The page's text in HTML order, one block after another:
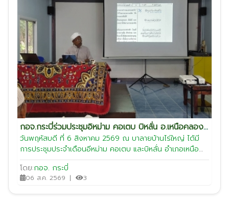
หลักคำสอนอิสลาม การส่งเสริมคุณธรรมและจริยธรรมแก่เด็ก
และเยาวชน รวมถึงการสร้างเสริมความรัก ความสามัคคีและ
ความเข้มแข็งของชุมชน ตลอดจนการประสานความร่วมมือกับ
หน่วยงานและภาคส่วนที่เกี่ยวข้อง ทั้งนี้ อีหม่าม คอเตบ และบิ
หลั่น ได้ร่วมกันขับเคลื่อนการดำเนินงานด้านศาสนาและกิจการ
มัสยิดในพื้นที่เพื่อส่งเสริมให้ชุมชนมุสลิมมีความเข้มแข็ง สามัคคี
และอยู่ร่วมกันในสังคมอย่างสันติสุขต่อไป
กอจ.กระบี่ร่วมประชุมอิหม่าม คอเตบ บิหลั่น อ.เหนือคลอง
ประจำเดือนสิงหาคม
วันพฤหัสบดี ที่ 6 สิงหาคม 2569 ณ บาลายบ้านไร่ใหญ่ ได้มี
การประชุมประจำเดือนอีหม่าม คอเตบ และบิหลั่น อำเภอเหนือ
คลอง จังหวัดกระบี่ ได้มี อ้าหมาด หลานสัน เป็นประธานการ
ประชุม พร้อมด้วยอีหม่าม คอเตบ และบิหลั่นในพื้นที่อำเภอเหนือ
คลอง เขข้าร่วมประชุมโดยพร้อมเพรียงกัน การประชุมดังกล่าว
จัดขึ้นเพื่อหารือแนวทางการปฎิบัิหน้าที่องผู้นำศาสนา การส่ง
โดย:กอจ. กระบี่
06 ส.ค. 2569 | 3